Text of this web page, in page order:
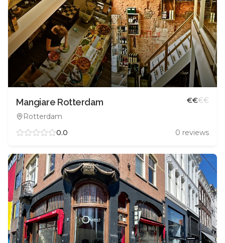
Mangiare Rotterdam
Rotterdam
€€€€
0.0 0 reviews